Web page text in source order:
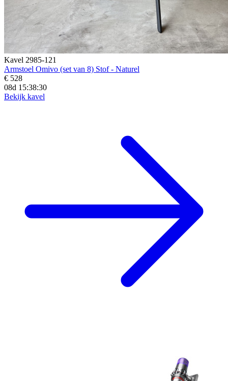
Kavel 2985-121
Armstoel Omivo (set van 8) Stof - Naturel
€ 528
08d 15:38:29
Bekijk kavel